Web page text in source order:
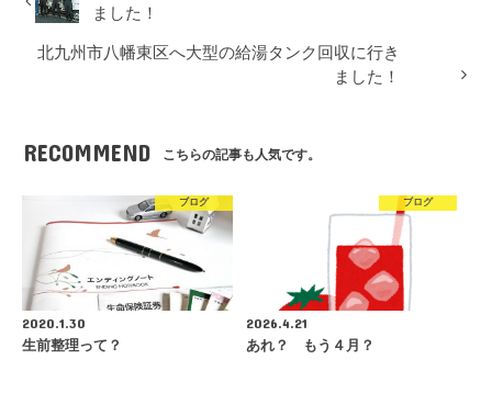
ました！
北九州市八幡東区へ大型の給湯タンク回収に行き
ました！
RECOMMEND こちらの記事も人気です。
ブログ
2020.1.30
生前整理って？
ブログ
2026.4.21
あれ？ もう４月？